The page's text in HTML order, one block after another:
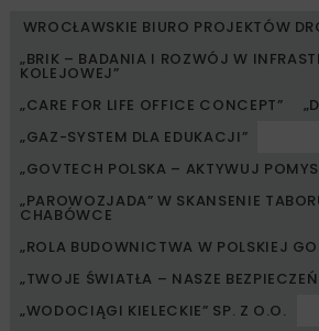
WROCŁAWSKIE BIURO PROJEKTÓW
„BRIK – BADANIA I ROZWÓJ W
KOLEJOWEJ”
„CARE FOR LIFE OFFICE CONCEPT”
„GAZ-SYSTEM DLA EDUKACJI”
„GOVTECH POLSKA – AKTYWUJ
„PAROWOZJADA” W SKANSENIE
CHABÓWCE
„ROLA BUDOWNICTWA W POLSKIEJ
„TWOJE ŚWIATŁA – NASZE
„WODOCIĄGI KIELECKIE” SP. Z O.O.